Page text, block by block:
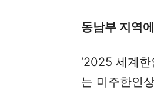
동남부 지역
‘2025 세계
는 미주한인